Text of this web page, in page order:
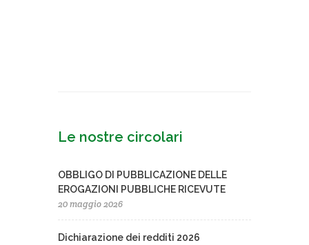
Le nostre circolari
OBBLIGO DI PUBBLICAZIONE DELLE
EROGAZIONI PUBBLICHE RICEVUTE
20 maggio 2026
Dichiarazione dei redditi 2026